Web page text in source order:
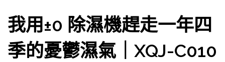
我用±0 除濕機趕走一年四
季的憂鬱濕氣｜XQJ-C010